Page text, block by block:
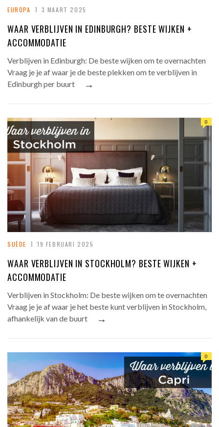
EUROPA 3 MAART 2025
WAAR VERBLIJVEN IN EDINBURGH? BESTE WIJKEN +
ACCOMMODATIE
Verblijven in Edinburgh: De beste wijken om te overnachten
Vraag je je af waar je de beste plekken om te verblijven in
Edinburgh per buurt
→
0
SUÈDE 19 FEBRUARI 2025
WAAR VERBLIJVEN IN STOCKHOLM? BESTE WIJKEN +
ACCOMMODATIE
Verblijven in Stockholm: De beste wijken om te overnachten
Vraag je je af waar je het beste kunt verblijven in Stockholm,
afhankelijk van de buurt
→
0